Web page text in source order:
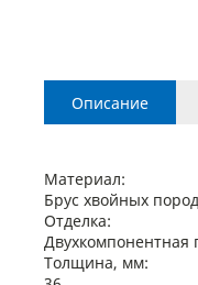
Описание
Материал:
Брус хвойных
Отделка:
Двухкомпонентная
Толщина, мм: